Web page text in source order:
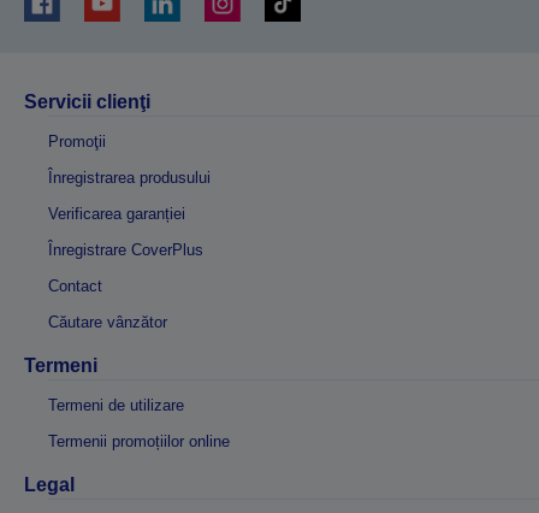
Servicii clienţi
Promoţii
Înregistrarea produsului
Verificarea garanției
Înregistrare CoverPlus
Contact
Căutare vânzător
Termeni
Termeni de utilizare
Termenii promoțiilor online
Legal